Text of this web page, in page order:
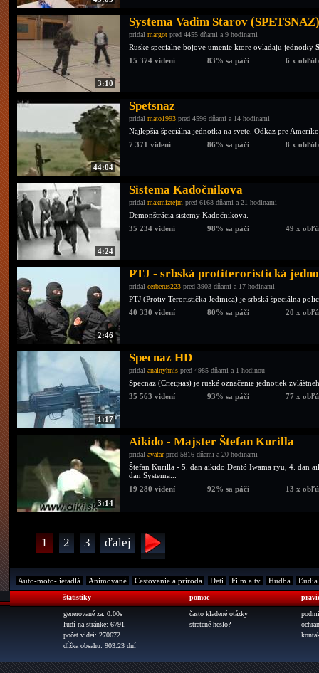
3:10
Systema Vadim Starov (SPETSNAZ)
pridal margot pred 4455 dňami a 9 hodinami
Ruske specialne bojove umenie ktore ovladaju jednotky
15 374 videní
83% sa páči 6 x
44:04
Spetsnaz
pridal mato1993 pred 4596 dňami a 14 hodinami
Najlepšia špeciálna jednotka na svete. Odkaz pre
7 371 videní
86% sa páči 8 x
4:24
Sistema Kadočnikova
pridal maxmiztejm pred 6168 dňami a 21 hodinami
Demonštrácia sistemy Kadočnikova.
35 234 videní
98% sa páči 49 x
2:46
PTJ - srbská protiteroristická
pridal cerberus223 pred 3903 dňami a 17 hodinami
PTJ (Protiv Teroristička Jedinica) je srbská špeciálna
40 330 videní
80% sa páči 20 x
1:17
Specnaz HD
pridal analnyhnis pred 4985 dňami a 1 hodinou
Specnaz (Спецназ) je ruské označenie jednotiek
35 563 videní
93% sa páči 77 x
3:14
Aikido - Majster Štefan Kurilla
pridal avatarpred 5816 dňami a 20 hodinami
Štefan Kurilla - 5. dan aikido Dentó Iwama ryu, 4. dan
dan Systema...
19 280 videní
92% sa páči 13 x
1 2 3 ďalej
Auto-moto-lietadlá Animované Cestovanie a príroda Deti Film a tv Hudba Ľudia
štatistiky
generované za: 0.00s
ľudí na stránke: 6791
počet videí: 270672
dĺžka obsahu: 903.23 dní
pomoc
často kladené otázky
stratené heslo?